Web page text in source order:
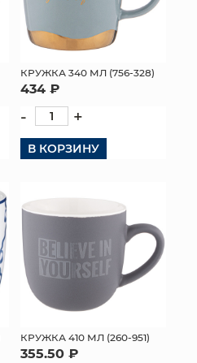
КРУЖКА 340 МЛ (756-328)
434 ₽
- +
В КОРЗИНУ
КРУЖКА 410 МЛ (260-951)
355.50 ₽